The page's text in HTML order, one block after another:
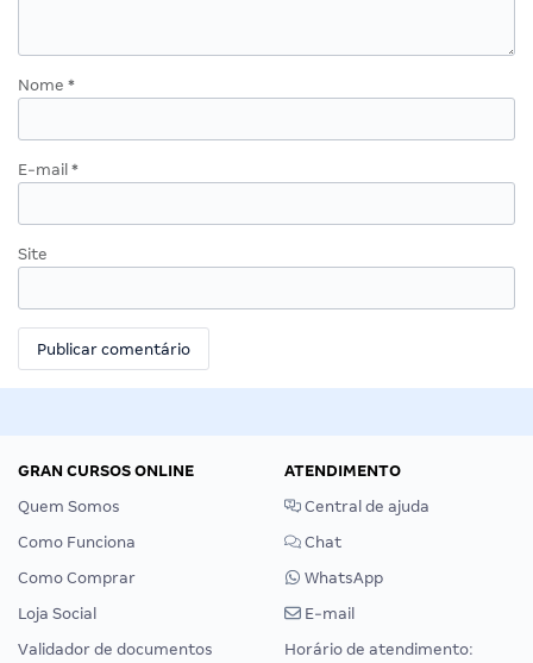
Nome *
E-mail *
Site
GRAN CURSOS ONLINE
Quem Somos
Como Funciona
Como Comprar
Loja Social
Validador de documentos
ATENDIMENTO
Central de ajuda
Chat
WhatsApp
E-mail
Horário de atendimento: